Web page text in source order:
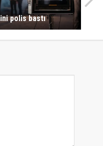
polis bastı